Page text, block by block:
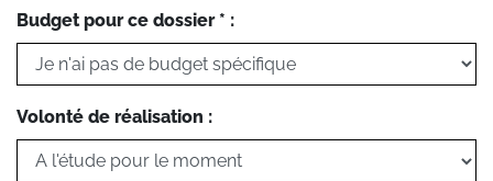
Budget pour ce dossier * :
Volonté de réalisation :